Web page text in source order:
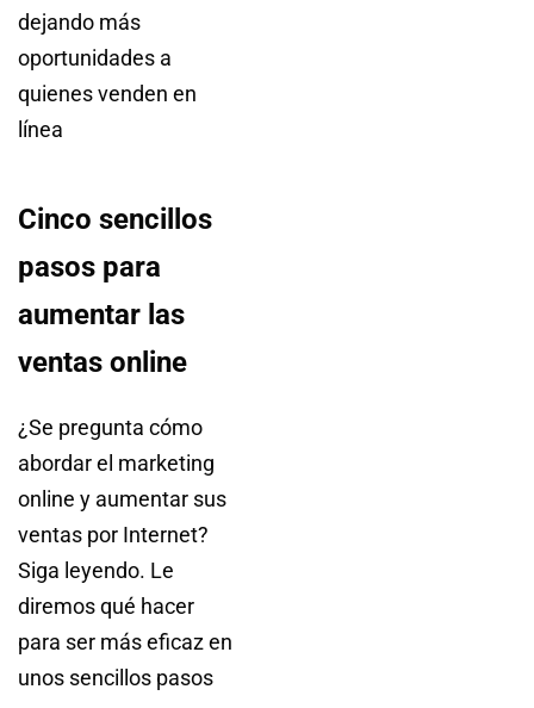
dejando más
oportunidades a
quienes venden en
línea
Cinco sencillos
pasos para
aumentar las
ventas online
¿Se pregunta cómo
abordar el marketing
online y aumentar sus
ventas por Internet?
Siga leyendo. Le
diremos qué hacer
para ser más eficaz en
unos sencillos pasos